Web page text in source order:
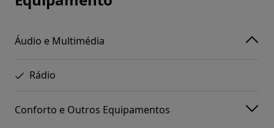
Áudio e Multimédia
Rádio
Conforto e Outros Equipamentos